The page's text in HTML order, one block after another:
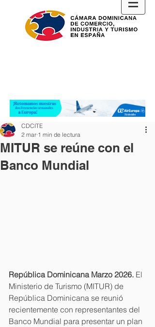
MITUR se reúne con el
Banco Mundial
CDCITE
2 mar 1 min de lectura
República Dominicana Marzo 2026. El
Ministerio de Turismo (MITUR) de
República Dominicana se reunió
recientemente con representantes del
Banco Mundial para presentar un plan